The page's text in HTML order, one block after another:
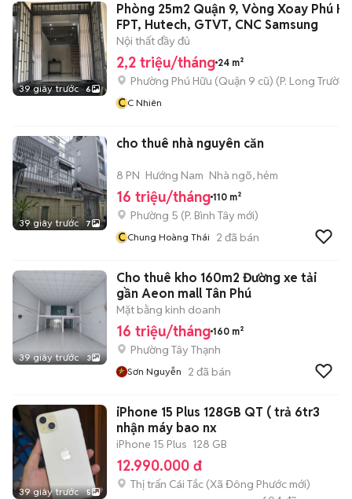
39 giây trước 6
Phòng 25m2 Quận 9, Vòng Xoay Phú
FPT, Hutech, GTVT, CNC Samsung
Nội thất đầy đủ
2,2 triệu/tháng 24 m²
Phường Phú Hữu (Quận 9 cũ) (P. Long Trường
CC Nhiên
39 giây trước 7
cho thuê nhà nguyên căn
8 PN Hướng Nam Nhà ngõ, hẻm
16 triệu/tháng 110 m²
Phường 5 (P. Bình Tây mới)
CChung Hoàng Thái 2 đã bán
39 giây trước 3
Cho thuê kho 160m2 Đường xe tải
gần Aeon mall Tân Phú
Mặt bằng kinh doanh
16 triệu/tháng 160 m²
Phường Tây Thạnh
Sơn Nguyễn 2 đã bán
39 giây trước 5
iPhone 15 Plus 128GB QT ( trả 6tr3
nhận máy bao nx
iPhone 15 Plus 128 GB
12.990.000 đ
Thị trấn Cái Tắc (Xã Đông Phước mới)